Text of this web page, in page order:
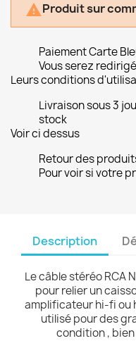
Produit sur
Paiement Carte
Vous serez
Leurs conditions
Livraison sous 3
stock
Voir ci dessus
Retour des
Pour voir si votre
Description
Le câble stéréo RCA
pour relier un
amplificateur hi-fi ou
utilisé pour des
condition , bien